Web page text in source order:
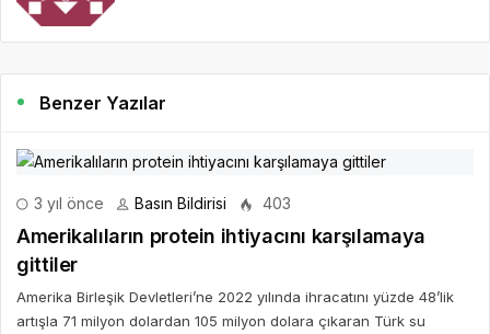
Benzer Yazılar
3 yıl önce Basın Bildirisi 403
Amerikalıların protein ihtiyacını karşılamaya
gittiler
Amerika Birleşik Devletleri’ne 2022 yılında ihracatını yüzde 48’lik
artışla 71 milyon dolardan 105 milyon dolara çıkaran Türk su